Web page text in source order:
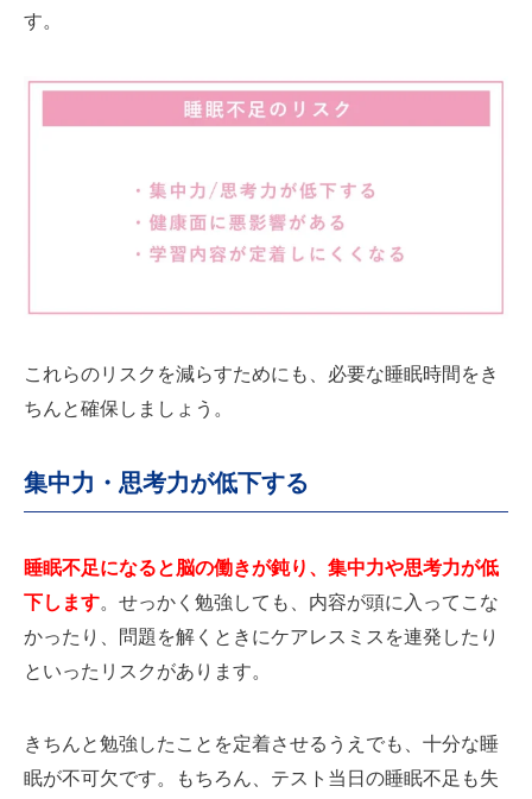
す。
これらのリスクを減らすためにも、必要な睡眠時間をき
ちんと確保しましょう。
集中力・思考力が低下する
睡眠不足になると脳の働きが鈍り、集中力や思考力が低
下します。せっかく勉強しても、内容が頭に入ってこな
かったり、問題を解くときにケアレスミスを連発したり
といったリスクがあります。
きちんと勉強したことを定着させるうえでも、十分な睡
眠が不可欠です。もちろん、テスト当日の睡眠不足も失